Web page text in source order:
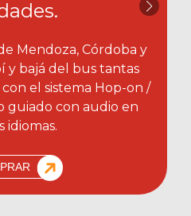
Mendoza, Córdoba y
y bajá del bus tantas
el sistema Hop-on /
guiado con audio en
idiomas.